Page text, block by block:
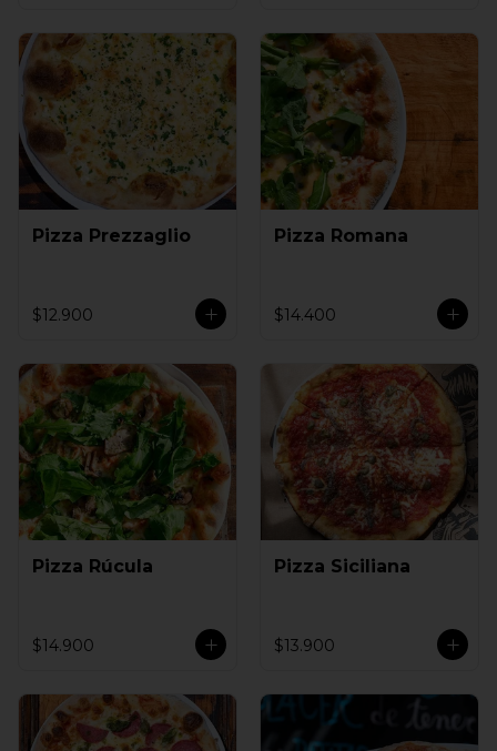
Pizza Prezzaglio
$12.900
Pizza Romana
$14.400
Pizza Rúcula
$14.900
Pizza Siciliana
$13.900